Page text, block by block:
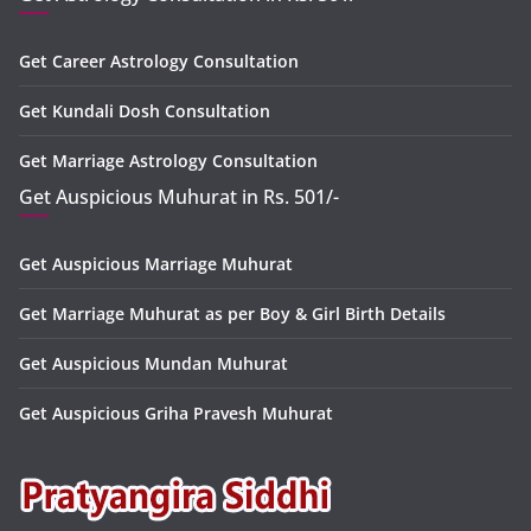
Get Career Astrology Consultation
Get Kundali Dosh Consultation
Get Marriage Astrology Consultation
Get Auspicious Muhurat in Rs. 501/-
Get Auspicious Marriage Muhurat
Get Marriage Muhurat as per Boy & Girl Birth Details
Get Auspicious Mundan Muhurat
Get Auspicious Griha Pravesh Muhurat